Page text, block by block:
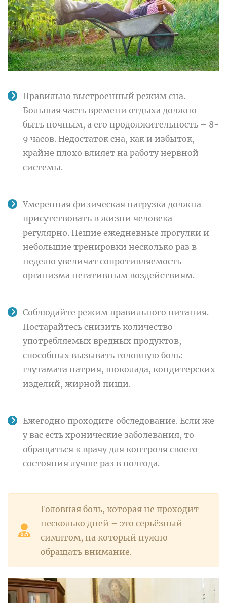
Правильно выстроенный режим сна.
Большая часть времени отдыха должно
быть ночным, а его продолжительность – 8-
9 часов. Недостаток сна, как и избыток,
крайне плохо влияет на работу нервной
системы.
Умеренная физическая нагрузка должна
присутствовать в жизни человека
регулярно. Пешие ежедневные прогулки и
небольшие тренировки несколько раз в
неделю увеличат сопротивляемость
организма негативным воздействиям.
Соблюдайте режим правильного питания.
Постарайтесь снизить количество
употребляемых вредных продуктов,
способных вызывать головную боль:
глутамата натрия, шоколада, кондитерских
изделий, жирной пищи.
Ежегодно проходите обследование. Если же
у вас есть хронические заболевания, то
обращаться к врачу для контроля своего
состояния лучше раз в полгода.
Головная боль, которая не проходит
несколько дней – это серьёзный
симптом, на который нужно
обращать внимание.